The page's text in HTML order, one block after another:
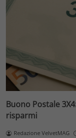
Buono Postale
risparmi
Redazione VelvetMAG